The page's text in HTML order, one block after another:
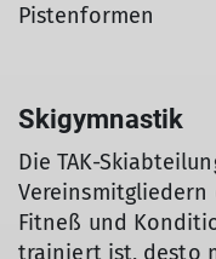
Pistenformen
Skigymnastik
Die TAK-
Fitneß und
trainiert ist, desto